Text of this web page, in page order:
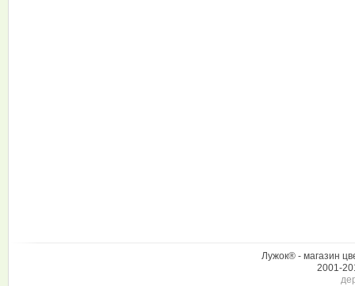
Лужок® - магазин
2001-